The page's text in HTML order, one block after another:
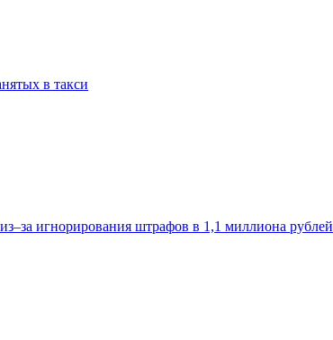
в такси
игнорирования штрафов в 1,1 миллиона рублей